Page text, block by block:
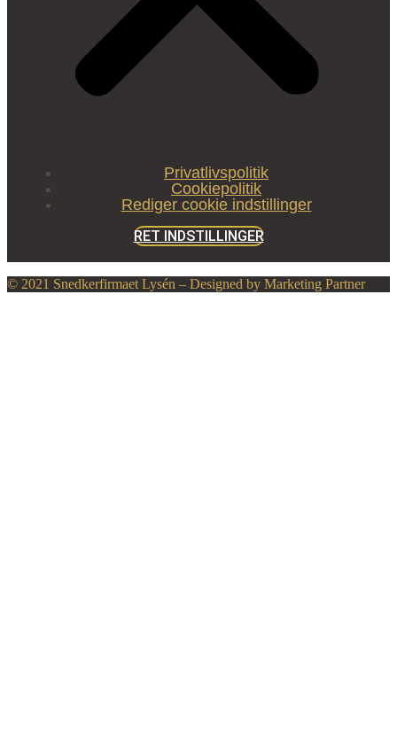
Privatlivspolitik
Cookiepolitik
Rediger cookie indstillinger
RET INDSTILLINGER
© 2021 Snedkerfirmaet Lysén – Designed by Marketing Partner